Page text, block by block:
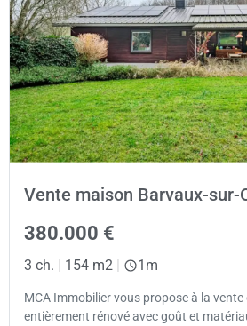
Vente maison Barvaux-sur-
380.000 €
3 ch. | 154 m2 | 1m
MCA Immobilier vous propose à la
entièrement rénové avec goût et